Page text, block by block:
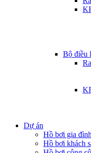
Bộ điều
Dự án
Hồ bơi gia
Hồ bơi khách